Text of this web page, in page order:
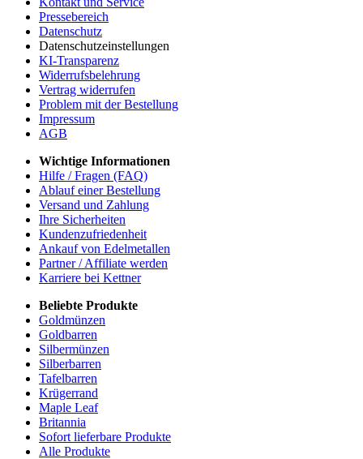
Pressebereich
Datenschutz
Datenschutzeinstellungen
KI-Transparenz
Widerrufsbelehrung
Vertrag widerrufen
Problem mit der Bestellung
Impressum
AGB
Wichtige Informationen
Hilfe / Fragen (FAQ)
Ablauf einer Bestellung
Versand und Zahlung
Ihre Sicherheiten
Kundenzufriedenheit
Ankauf von Edelmetallen
Partner / Affiliate werden
Karriere bei Kettner
Beliebte Produkte
Goldmünzen
Goldbarren
Silbermünzen
Silberbarren
Tafelbarren
Krügerrand
Maple Leaf
Britannia
Sofort lieferbare Produkte
Alle Produkte